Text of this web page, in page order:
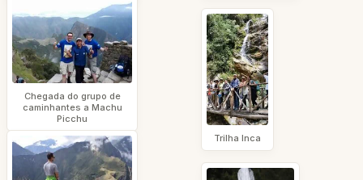
Chegada do grupo de
caminhantes a Machu
Picchu
Trilha Inca